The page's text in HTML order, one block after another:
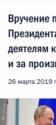
Вручение
деятелям
и за
26 марта 2019